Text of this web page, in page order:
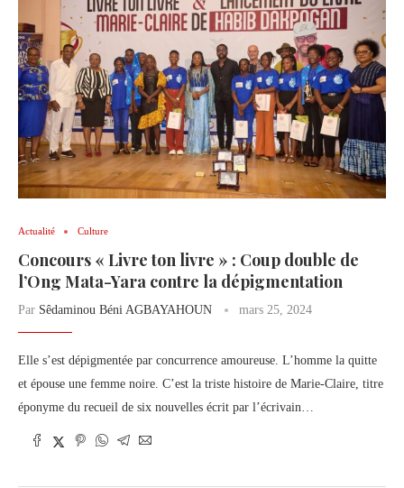
Actualité Culture
Concours « Livre ton livre » : Coup double de
l’Ong Mata-Yara contre la dépigmentation
Par Sêdaminou Béni AGBAYAHOUN mars 25, 2024
Elle s’est dépigmentée par concurrence amoureuse. L’homme la quitte
et épouse une femme noire. C’est la triste histoire de Marie-Claire, titre
éponyme du recueil de six nouvelles écrit par l’écrivain…